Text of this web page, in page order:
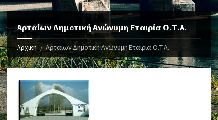
Αρταίων Δημοτική Ανώνυμη Εταιρία Ο.Τ.Α.
Αρχική Αρταίων Δημοτική Ανώνυμη Εταιρία Ο.Τ.Α.